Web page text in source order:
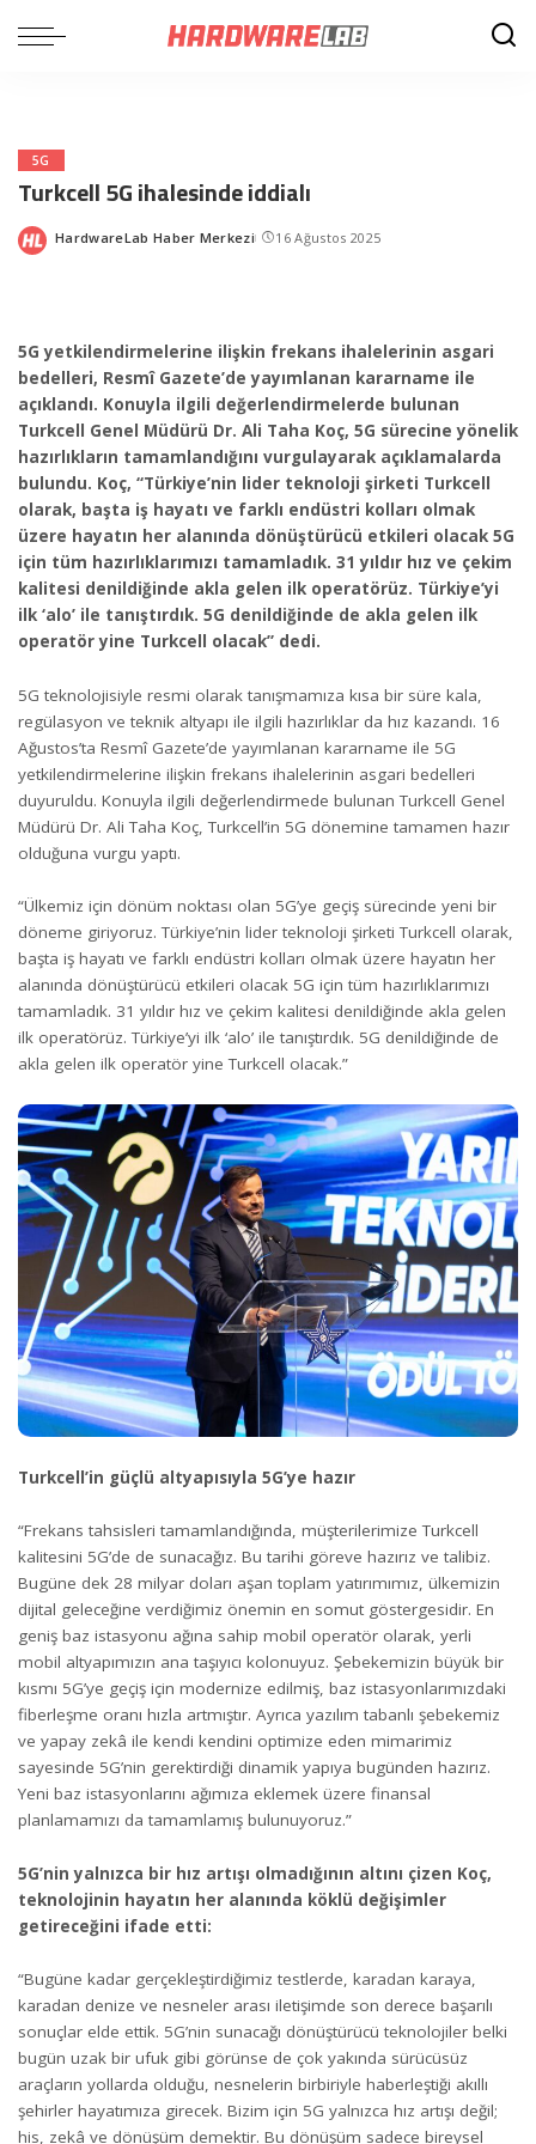
5G
Turkcell 5G ihalesinde iddialı
Posted
HardwareLab Haber Merkezi 16 Ağustos 2025
5G yetkilendirmelerine ilişkin frekans ihalelerinin asgari
bedelleri, Resmî Gazete’de yayımlanan kararname ile
açıklandı. Konuyla ilgili değerlendirmelerde bulunan
Turkcell Genel Müdürü Dr. Ali Taha Koç, 5G sürecine yönelik
hazırlıkların tamamlandığını vurgulayarak açıklamalarda
bulundu. Koç, “Türkiye’nin lider teknoloji şirketi Turkcell
olarak, başta iş hayatı ve farklı endüstri kolları olmak
üzere hayatın her alanında dönüştürücü etkileri olacak 5G
için tüm hazırlıklarımızı tamamladık. 31 yıldır hız ve çekim
kalitesi denildiğinde akla gelen ilk operatörüz. Türkiye’yi
ilk ‘alo’ ile tanıştırdık. 5G denildiğinde de akla gelen ilk
operatör yine Turkcell olacak” dedi.
5G teknolojisiyle resmi olarak tanışmamıza kısa bir süre kala,
regülasyon ve teknik altyapı ile ilgili hazırlıklar da hız kazandı. 16
Ağustos’ta Resmî Gazete’de yayımlanan kararname ile 5G
yetkilendirmelerine ilişkin frekans ihalelerinin asgari bedelleri
duyuruldu. Konuyla ilgili değerlendirmede bulunan Turkcell Genel
Müdürü Dr. Ali Taha Koç, Turkcell’in 5G dönemine tamamen hazır
olduğuna vurgu yaptı.
“Ülkemiz için dönüm noktası olan 5G’ye geçiş sürecinde yeni bir
döneme giriyoruz. Türkiye’nin lider teknoloji şirketi Turkcell olarak,
başta iş hayatı ve farklı endüstri kolları olmak üzere hayatın her
alanında dönüştürücü etkileri olacak 5G için tüm hazırlıklarımızı
tamamladık. 31 yıldır hız ve çekim kalitesi denildiğinde akla gelen
ilk operatörüz. Türkiye’yi ilk ‘alo’ ile tanıştırdık. 5G denildiğinde de
akla gelen ilk operatör yine Turkcell olacak.”
Turkcell’in güçlü altyapısıyla 5G’ye hazır
“Frekans tahsisleri tamamlandığında, müşterilerimize Turkcell
kalitesini 5G’de de sunacağız. Bu tarihi göreve hazırız ve talibiz.
Bugüne dek 28 milyar doları aşan toplam yatırımımız, ülkemizin
dijital geleceğine verdiğimiz önemin en somut göstergesidir. En
geniş baz istasyonu ağına sahip mobil operatör olarak, yerli
mobil altyapımızın ana taşıyıcı kolonuyuz. Şebekemizin büyük bir
kısmı 5G’ye geçiş için modernize edilmiş, baz istasyonlarımızdaki
fiberleşme oranı hızla artmıştır. Ayrıca yazılım tabanlı şebekemiz
ve yapay zekâ ile kendi kendini optimize eden mimarimiz
sayesinde 5G’nin gerektirdiği dinamik yapıya bugünden hazırız.
Yeni baz istasyonlarını ağımıza eklemek üzere finansal
planlamamızı da tamamlamış bulunuyoruz.”
5G’nin yalnızca bir hız artışı olmadığının altını çizen Koç,
teknolojinin hayatın her alanında köklü değişimler
getireceğini ifade etti:
“Bugüne kadar gerçekleştirdiğimiz testlerde, karadan karaya,
karadan denize ve nesneler arası iletişimde son derece başarılı
sonuçlar elde ettik. 5G’nin sunacağı dönüştürücü teknolojiler belki
bugün uzak bir ufuk gibi görünse de çok yakında sürücüsüz
araçların yollarda olduğu, nesnelerin birbiriyle haberleştiği akıllı
şehirler hayatımıza girecek. Bizim için 5G yalnızca hız artışı değil;
his, zekâ ve dönüşüm demektir. Bu dönüşüm sadece bireysel